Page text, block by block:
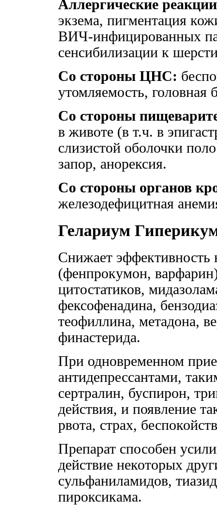
Аллергические
экзема, пигментация
ВИЧ-инфицированных
сенсибилизации к
Со стороны ЦНС:
утомляемость, головная
Со стороны
в животе (в т.ч. в
слизистой оболочки
запор, анорексия.
Со стороны органов
железодефицитная
Гелариум
Снижает эффективность
(фенпрокумон,
цитостатиков,
фексофенадина,
теофиллина, метадона,
финастерида.
При одновременном
антидепрессантами,
сертралин, буспирон,
действия, и появление
рвота, страх,
Препарат способен
действие некоторых
сульфаниламидов,
пироксикама.